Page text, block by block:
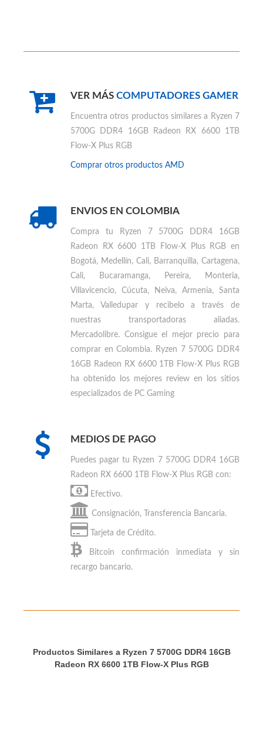
VER MÁS COMPUTADORES GAMER
Encuentra otros productos similares a Ryzen 7
5700G DDR4 16GB Radeon RX 6600 1TB
Flow-X Plus RGB
Comprar otros productos AMD
ENVIOS EN COLOMBIA
Compra tu
Ryzen 7 5700G DDR4 16GB
Radeon RX 6600 1TB Flow-X Plus RGB en
Bogotá, Medellín, Cali, Barranquilla, Cartagena,
Cali, Bucaramanga, Pereira, Monteria,
Villavicencio, Cúcuta, Neiva, Armenia, Santa
Marta, Valledupary recibelo a través de
nuestras transportadoras aliadas.
Mercadolibre. Consigue el mejor precio para
comprar en Colombia. Ryzen 7 5700G DDR4
16GB Radeon RX 6600 1TB Flow-X Plus RGB
ha obtenido los mejores review en los sitios
especializados de PC Gaming
MEDIOS DE PAGO
Puedes pagar tu Ryzen 7 5700G DDR4 16GB
Radeon RX 6600 1TB Flow-X Plus RGB con:
Efectivo.
Consignación, Transferencia Bancaria.
Tarjeta de Crédito.
Bitcoin confirmación inmediata y sin
recargo bancario.
Productos Similares a Ryzen 7 5700G DDR4 16GB
Radeon RX 6600 1TB Flow-X Plus RGB